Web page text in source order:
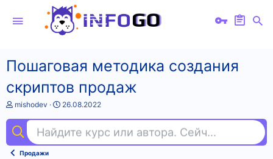
Пошаговая методика создания
скриптов продаж
А
т
о
т
mishodev
Д
а
н
26.08.2022
Найдите курс или автора. Сейчас ищут
Продажи